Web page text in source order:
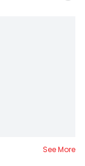
See More